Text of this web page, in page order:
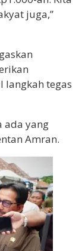
juga,”
langkah tegas
ada yang
Amran.